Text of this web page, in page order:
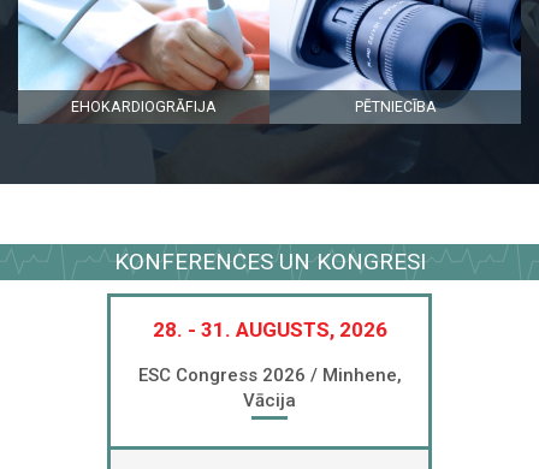
EHOKARDIOGRĀFIJA PĒTNIECĪBA
KONFERENCES UN KONGRESI
28. - 31. AUGUSTS, 2026
ESC Congress 2026 / Minhene,
Vācija